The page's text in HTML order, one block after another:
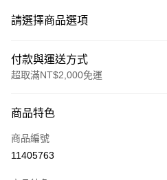
請選擇商品選項
付款與運送方式
超取滿NT$2,000免運
信用卡一次付款
超商取貨付款
商品特色
商品編號
11405763